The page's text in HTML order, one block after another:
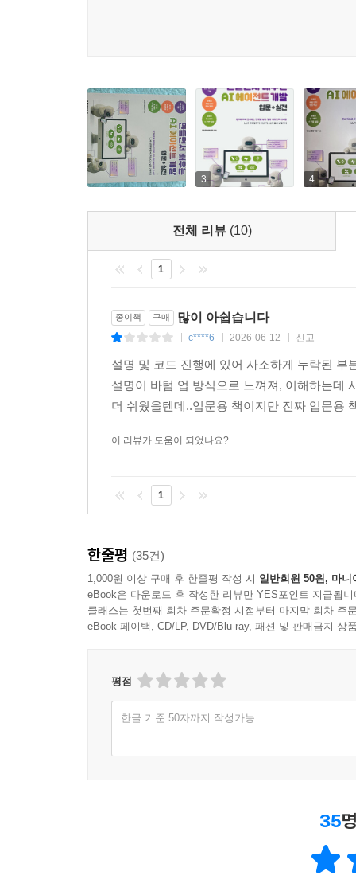
6.4 create_agent 상세 구조 이해하기
____6.4.1 create_agent 개요 이해하기
____6.4.2 주요 파라미터 이해하기
____6.4.3 [실습] 미들웨어 추가하기
____6.4.4 [실습] 구조화 출력 정의하기
6.5 RAG를 위한 에이전트 만들기
____6.5.1 RAG란
____6.5.2 [실습] 벡터 데이터베이스의 이해와 사용
____6.5.3 [실습] 문서 검색과 답변을 위한 도구 정
____6.5.4 [실습] 랭그래프로 에이전트 생성하기
| Part 03 | 멀티 에이전트 설계와 메모리 시스템 구
____7.1.2 슈퍼바이저 패턴 아키텍처
7.2 핸드오프를 위한 기능 살펴보기
7.3 정보 검색을 기반으로 차트를 그려주는 에이전
____7.3.1 각 에이전트의 소통 방식 정의하기
____7.3.2 [실습] 멀티 에이전트 그래프 만들기
____7.3.3 [실습] 정보 검색 에이전트 만들기
7.4 웹페이지를 요약해서 데이터베이스에 저장하
7.5 최신 문서 검색 + 내부 DB 검색 + 템플릿 답변
____7.5.1 각 에이전트를 도구로 호출하는 슈퍼바
____7.5.2 [실습] 슈퍼바이저 에이전트 그래프 생성
__프레임워크에 구애받지 않고 구조 설계와 아키
빠르게 변하는 기술 환경에서 툴 중심 학습은 한
기준을 세울 수 있다.
__AI 에이전트 도입을 검토하거나 기술 의사결정
개념 이해를 넘어 실제 적용 방향을 구체화해야
수준에서 판단할 수 있다.
*이 책에서 만드는 AI 에이전트
01 코딩 에이전트
02 차트 생성 에이전트
03 정보 검색 기반 차트 보고서 작성 에이전트
04 사내 FAQ 에이전트
05 슈퍼바이저 기반 사내 질의응답 에이전트
07 자료 조사 기반 보고서 작성 에이전트
08 사용자 맞춤형 일상 조언 에이전트
__저장·검색
10 에이전틱 RAG를 위한 에이전트
11 데이터베이스 저장 검색 에이전트
12 슈퍼바이저 기반 웹페이지 분석 및 저장 에이전
15 구글 드라이브 기반 파일 관리 에이전트 (A2A)
3 4
전체 리뷰 (10)
1
종이책 구매 많이 아쉽습니다
c****6 2026-06-12 신고
설명 및 코드 진행에 있어 사소하게 누락된
설명이 바텀 업 방식으로 느껴져, 이해하는데
더 쉬웠을텐데..입문용 책이지만 진짜 입문용
이 리뷰가 도움이 되었나요?
1
한줄평 (35건)
1,000원 이상 구매 후 한줄평 작성 시 일반회원 50원, 마니
eBook은 다운로드 후 작성한 리뷰만 YES포인트 지급됩니
클래스는 첫번째 회차 주문확정 시점부터 마지막 회차 주
eBook 페이백, CD/LP, DVD/Blu-ray, 패션 및 판매금지 상
평점
한글 기준 50자까지 작성가능
35